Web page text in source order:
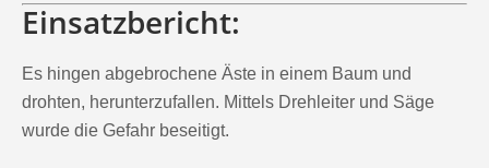
Einsatzbericht:
Es hingen abgebrochene Äste in einem Baum und
drohten, herunterzufallen. Mittels Drehleiter und Säge
wurde die Gefahr beseitigt.